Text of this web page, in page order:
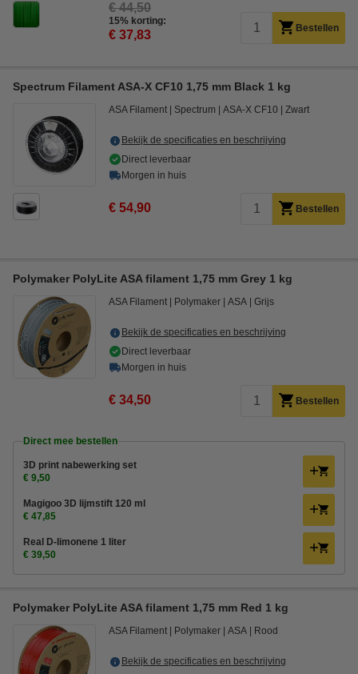
€ 44,50
15% korting:
€ 37,83 Bestellen
Spectrum Filament ASA-X CF10 1,75 mm Black 1 kg
ASA Filament Spectrum ASA-X CF10 Zwart
Bekijk de specificaties en beschrijving
Direct leverbaar
Morgen in huis
€ 54,90 Bestellen
Polymaker PolyLite ASA filament 1,75 mm Grey 1 kg
ASA Filament Polymaker ASA Grijs
Bekijk de specificaties en beschrijving
Direct leverbaar
Morgen in huis
€ 34,50 Bestellen
Direct mee bestellen
3D print nabewerking set
€ 9,50
Magigoo 3D lijmstift 120 ml
€ 47,85
Real D-limonene 1 liter
€ 39,50
Polymaker PolyLite ASA filament 1,75 mm Red 1 kg
ASA Filament Polymaker ASA Rood
Bekijk de specificaties en beschrijving